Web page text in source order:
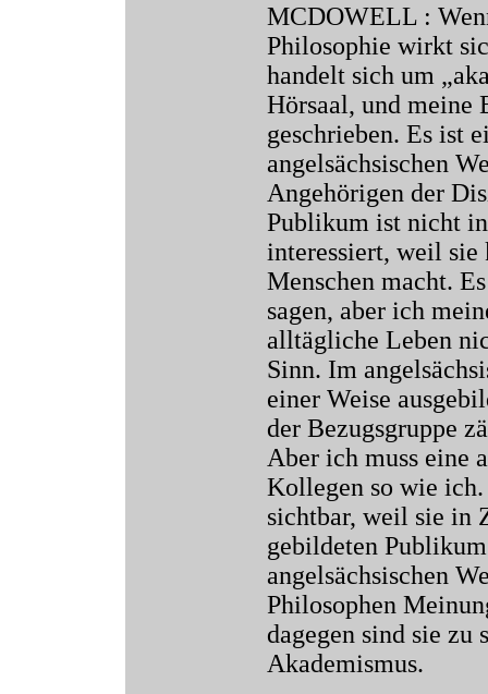
MCDOWELL :
Philosophie wirkt
handelt sich um
Hörsaal, und meine
geschrieben. Es ist
angelsächsischen
Angehörigen der
Publikum ist nicht
interessiert, weil
Menschen macht.
sagen, aber ich
alltägliche Leben
Sinn. Im
einer Weise
der Bezugsgruppe
Aber ich muss eine
Kollegen so wie
sichtbar, weil sie in
gebildeten
angelsächsischen
Philosophen
dagegen sind sie zu
Akademismus.